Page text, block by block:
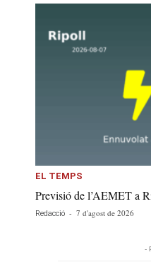
EL TEMPS
Previsió de l’AEMET a
Redacció - 7 d'agost de 2026
-